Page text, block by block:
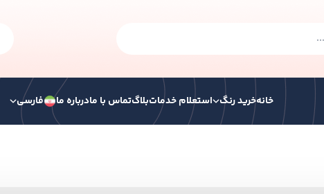
خانهخرید رنگ استعلام خدماتبلاگتماس با مادرباره ما فارسی